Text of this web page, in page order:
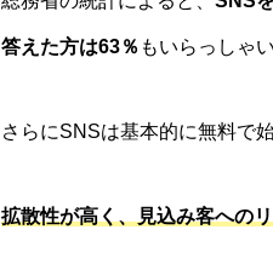
答えた方は63％ もいらっしゃ
さらにSNSは基本的に無料で
拡散性が高く、見込み客への